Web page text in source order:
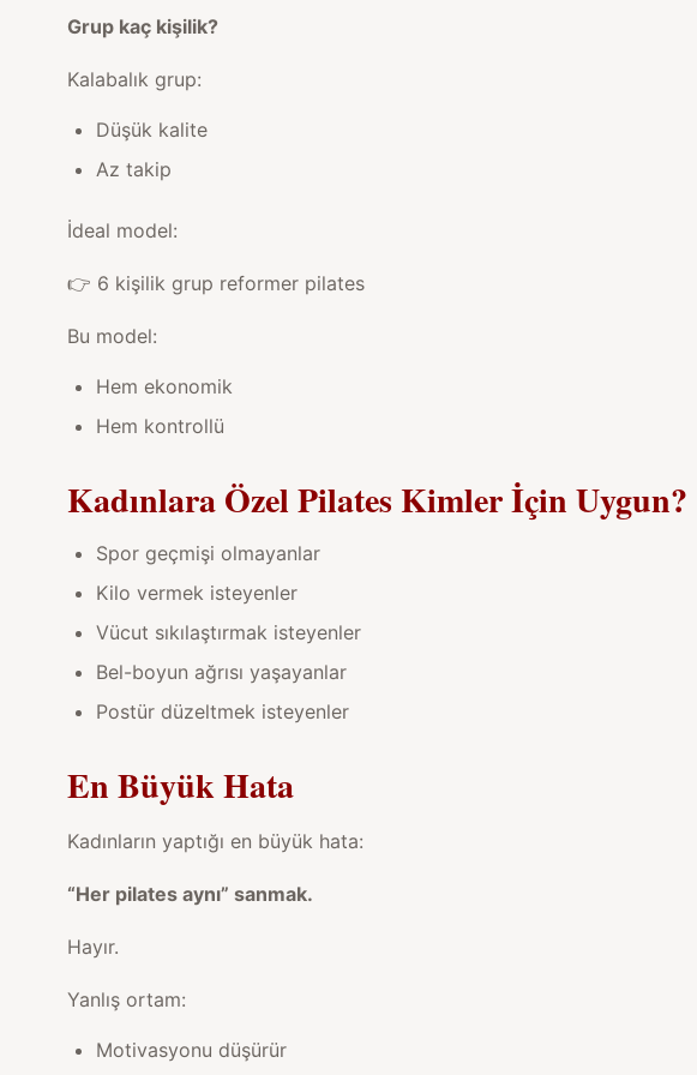
Grup kaç kişilik?
Kalabalık grup:
Düşük kalite
Az takip
İdeal model:
👉 6 kişilik grup reformer pilates
Bu model:
Hem ekonomik
Hem kontrollü
Kadınlara Özel Pilates Kimler İçin Uygun?
Spor geçmişi olmayanlar
Kilo vermek isteyenler
Vücut sıkılaştırmak isteyenler
Bel-boyun ağrısı yaşayanlar
Postür düzeltmek isteyenler
En Büyük Hata
Kadınların yaptığı en büyük hata:
“Her pilates aynı” sanmak.
Hayır.
Yanlış ortam:
Motivasyonu düşürür